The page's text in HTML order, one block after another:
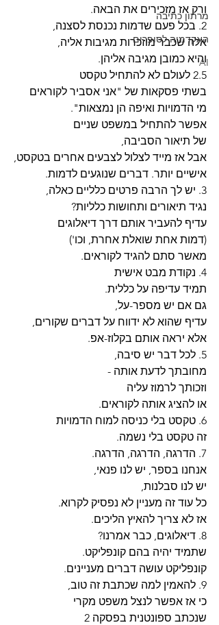
מרתון כתיבה
האקדמיה לסופרים
AI
ורק אז מזכירים את הבאה.
2. בכל פעם שדמות נכנסת לסצנה,
אלה שכבר מוזכרות מגיבות אליה,
והיא כמובן מגיבה אליהן.
2.5 לעולם לא להתחיל טקסט
בשתי פסקאות של "אני אסביר לקוראים
מי הדמויות ואיפה הן נמצאות".
אפשר להתחיל במשפט שניים
של תיאור הסביבה,
אבל אז מייד לצלול לצבעים אחרים בטקסט,
אישיים יותר. דברים שנוגעים לדמות.
3. יש לך הרבה פרטים כלליים כאלה,
נגיד תיאורים ותחושות כלליות?
עדיף להעביר אותם דרך דיאלוגים
(דמות אחת שואלת אחרת, וכו')
מאשר סתם להגיד לקוראים.
4. נקודת מבט אישית
תמיד עדיפה על כללית.
גם אם יש מספר-על,
עדיף שהוא לא ידווח על דברים שקורים,
אלא יראה אותם בקלוז-אפ.
5. לכל דבר יש סיבה,
מחובתך לדעת אותה -
וזכותך לרמוז עליה
או להציג אותה לקוראים.
6. טקסט בלי כניסה למוח הדמויות
זה טקסט בלי נשמה.
7. הדרגה, הדרגה, הדרגה.
אנחנו בספר, יש לנו פנאי,
יש לנו סבלנות,
כל עוד זה מעניין לא נפסיק לקרוא.
אז לא צריך להאיץ הליכים.
8. דיאלוגים, כבר אמרנו?
שתמיד יהיה בהם קונפליקט.
קונפליקט עושה דברים מעניינים.
9. להאמין למה שכתבת זה טוב,
כי אז אפשר לנצל משפט מקרי
שנכתב ספונטנית בפסקה 2